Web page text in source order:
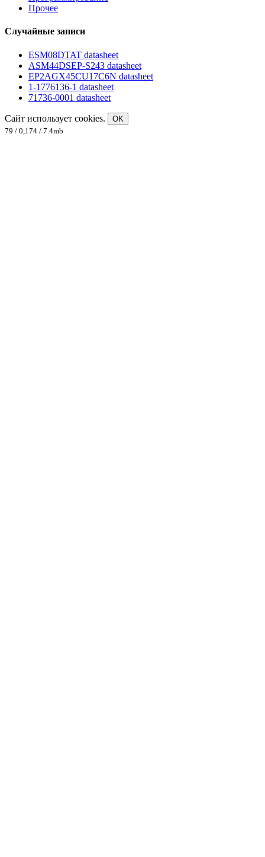
Прочее
Случайные записи
ESM08DTAT datasheet
ASM44DSEP-S243 datasheet
EP2AGX45CU17C6N datasheet
1-1776136-1 datasheet
71736-0001 datasheet
Сайт использует cookies.
OK
79 / 0,174 / 7.4mb